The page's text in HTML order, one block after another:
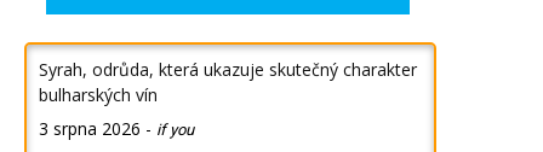
Syrah, odrůda, která ukazuje skutečný charakter
bulharských vín
3 srpna 2026 - if you